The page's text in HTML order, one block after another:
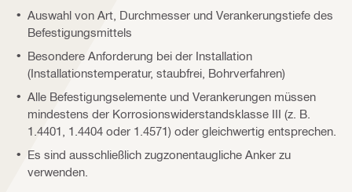
Auswahl von Art, Durchmesser und Verankerungstiefe des
Befestigungsmittels
Besondere Anforderung bei der Installation
(Installationstemperatur, staubfrei, Bohrverfahren)
Alle Befestigungselemente und Verankerungen müssen
mindestens der Korrosionswiderstandsklasse III (z. B.
1.4401, 1.4404 oder 1.4571) oder gleichwertig entsprechen.
Es sind ausschließlich zugzonentaugliche Anker zu
verwenden.